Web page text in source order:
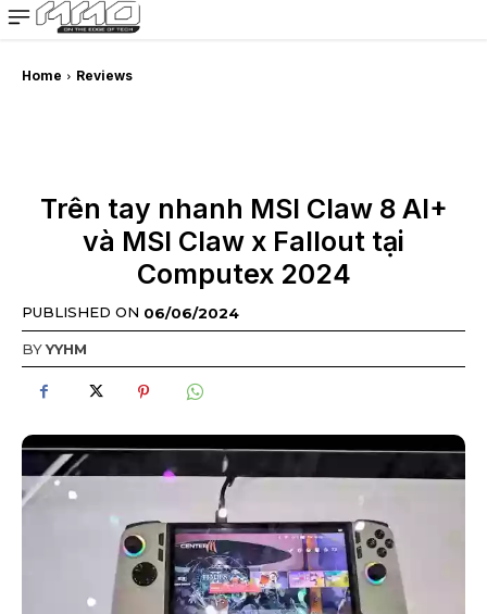
MMOSITE - Thông tin công nghệ
Bài viết nổi bật
Home Reviews
Trên tay nhanh MSI Claw 8 AI+
và MSI Claw x Fallout tại
Computex 2024
PUBLISHED ON 06/06/2024
BYYYHM